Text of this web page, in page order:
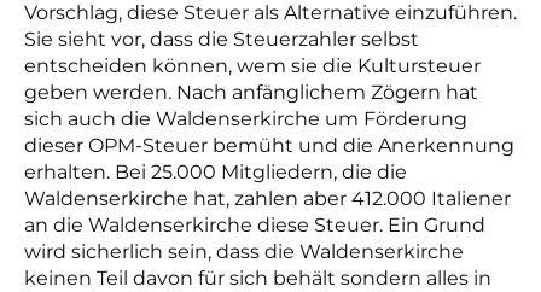
Vorschlag, diese Steuer als Alternative einzuführen.
Sie sieht vor, dass die Steuerzahler selbst
entscheiden können, wem sie die Kultursteuer
geben werden. Nach anfänglichem Zögern hat
sich auch die Waldenserkirche um Förderung
dieser OPM-Steuer bemüht und die Anerkennung
erhalten. Bei 25.000 Mitgliedern, die die
Waldenserkirche hat, zahlen aber 412.000 Italiener
an die Waldenserkirche diese Steuer. Ein Grund
wird sicherlich sein, dass die Waldenserkirche
keinen Teil davon für sich behält sondern alles in